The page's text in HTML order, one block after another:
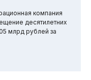
компания
десятилетних
млрд рублей за